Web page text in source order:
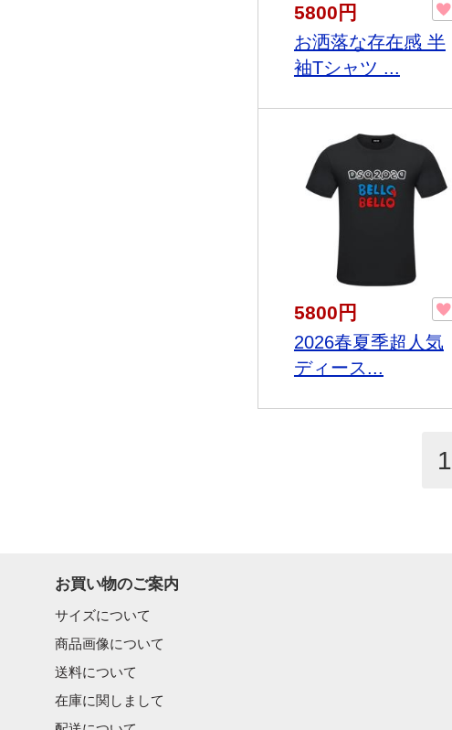
5800円
お洒落な存在感 半
袖Tシャツ ...
5800円
2026春夏季超人気
ディース...
1
お買い物のご案内
サイズについて
商品画像について
送料について
在庫に関しまして